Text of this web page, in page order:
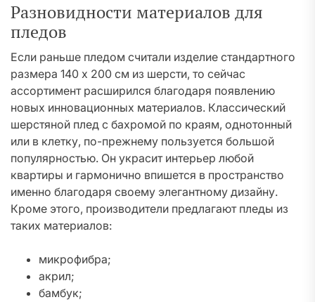
Разновидности материалов для
пледов
Если раньше пледом считали изделие стандартного
размера 140 х 200 см из шерсти, то сейчас
ассортимент расширился благодаря появлению
новых инновационных материалов. Классический
шерстяной плед с бахромой по краям, однотонный
или в клетку, по-прежнему пользуется большой
популярностью. Он украсит интерьер любой
квартиры и гармонично впишется в пространство
именно благодаря своему элегантному дизайну.
Кроме этого, производители предлагают пледы из
таких материалов:
микрофибра;
акрил;
бамбук;